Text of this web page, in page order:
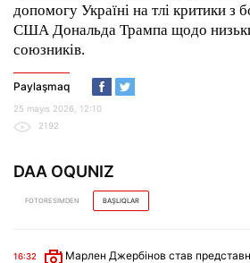
допомогу Україні на тлі критики з
США Дональда Трампа щодо
союзників.
Paylaşmaq
25 mayıs 2026, 12:10
2192
DAA OQUNIZ
FOTORESIMDEN BAŞLIQLAR
16:32
Марлен Джербінов став